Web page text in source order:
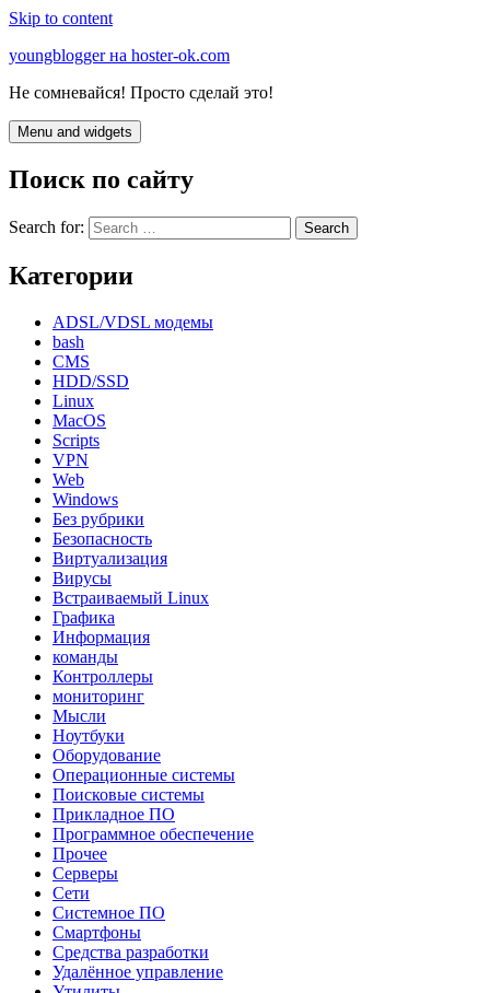
Skip to content
youngblogger на hoster-ok.com
Не сомневайся! Просто сделай это!
Menu and widgets
Поиск по сайту
Search for:
Категории
ADSL/VDSL модемы
bash
CMS
HDD/SSD
Linux
MacOS
Scripts
VPN
Web
Windows
Без рубрики
Безопасность
Виртуализация
Вирусы
Встраиваемый Linux
Графика
Информация
команды
Контроллеры
мониторинг
Мысли
Ноутбуки
Оборудование
Операционные системы
Поисковые системы
Прикладное ПО
Программное обеспечение
Прочее
Серверы
Сети
Системное ПО
Смартфоны
Средства разработки
Удалённое управление